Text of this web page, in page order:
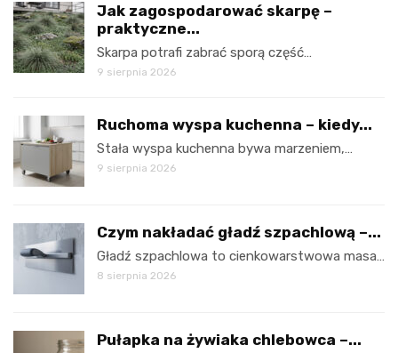
Jak zagospodarować skarpę –
praktyczne...
Skarpa potrafi zabrać sporą część…
9 sierpnia 2026
Ruchoma wyspa kuchenna – kiedy...
Stała wyspa kuchenna bywa marzeniem,…
9 sierpnia 2026
Czym nakładać gładź szpachlową –...
Gładź szpachlowa to cienkowarstwowa masa…
8 sierpnia 2026
Pułapka na żywiaka chlebowca –...